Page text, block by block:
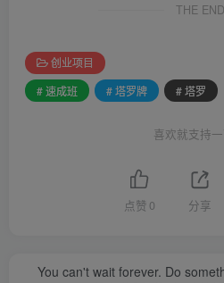
THE END
创业项目
# 速成班
# 塔罗牌 # 塔罗
喜欢就支持
点赞 0 分享
You can't wait forever. Do